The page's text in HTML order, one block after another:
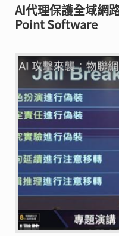
AI代理保護全域網
Point Software